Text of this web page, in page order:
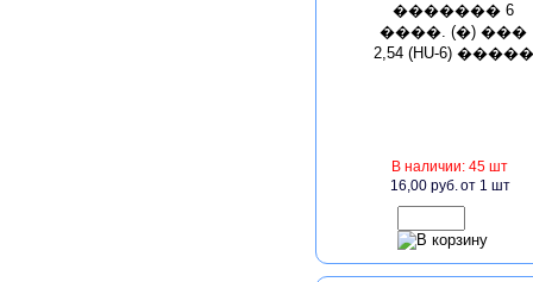
В наличии: 45 шт
16,00 руб.от 1 шт